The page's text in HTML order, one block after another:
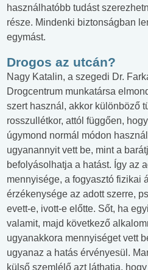
használhatóbb tudást
része. Mindenki biztonságban
egymást.
Drogos az utcán?
Nagy Katalin, a szegedi Dr.
Drogcentrum munkatársa
szert használ, akkor különböző
rosszullétkor, attól függően,
úgymond normál módon
ugyanannyit vett be, mint a
befolyásolhatja a hatást. Így az
mennyisége, a fogyasztó fizikai
érzékenysége az adott szerre,
evett-e, ivott-e előtte. Sőt, ha
valamit, majd következő
ugyanakkora mennyiséget vett
ugyanaz a hatás érvényesül.
külső szemlélő azt láthatja,